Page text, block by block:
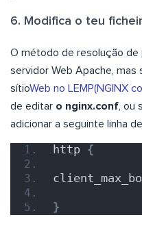
6. Modifica o teu
O método de resolução de
servidor Web Apache,
sítioWeb no LEMP(NGINX
de editar o nginx.conf , ou
adicionar a seguinte linha
http {
}